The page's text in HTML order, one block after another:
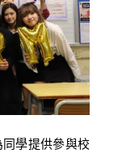
學提供參與校